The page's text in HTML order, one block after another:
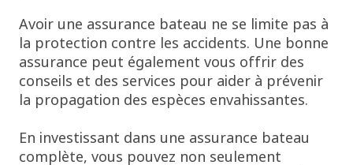
Avoir une assurance bateau ne se limite pas à
la protection contre les accidents. Une bonne
assurance peut également vous offrir des
conseils et des services pour aider à prévenir
la propagation des espèces envahissantes.
En investissant dans une assurance bateau
complète, vous pouvez non seulement